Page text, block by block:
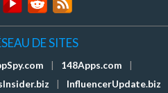
DE SITES
148Apps.com
InfluencerUpdate.biz